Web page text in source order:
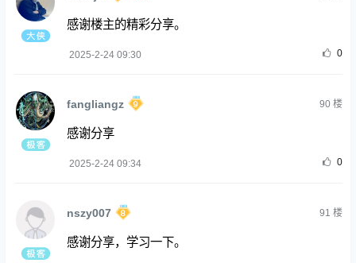
感谢楼主的精彩分享。
2025-2-24 09:30 0
fangliangz 90楼
感谢分享
2025-2-24 09:34 0
nszy007 91 楼
感谢分享，学习一下。